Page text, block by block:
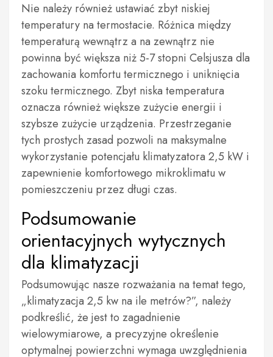
Nie należy również ustawiać zbyt niskiej
temperatury na termostacie. Różnica między
temperaturą wewnątrz a na zewnątrz nie
powinna być większa niż 5-7 stopni Celsjusza dla
zachowania komfortu termicznego i uniknięcia
szoku termicznego. Zbyt niska temperatura
oznacza również większe zużycie energii i
szybsze zużycie urządzenia. Przestrzeganie
tych prostych zasad pozwoli na maksymalne
wykorzystanie potencjału klimatyzatora 2,5 kW i
zapewnienie komfortowego mikroklimatu w
pomieszczeniu przez długi czas.
Podsumowanie
orientacyjnych wytycznych
dla klimatyzacji
Podsumowując nasze rozważania na temat tego,
„klimatyzacja 2,5 kw na ile metrów?”, należy
podkreślić, że jest to zagadnienie
wielowymiarowe, a precyzyjne określenie
optymalnej powierzchni wymaga uwzględnienia